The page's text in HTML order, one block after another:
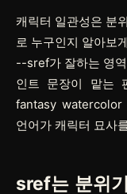
캐릭터 일관성은 분
로 누구인지 알아보
--sref가 잘하는 영
인트 문장이 맡는
fantasy
언어가 캐릭터 묘사
sref는 분위